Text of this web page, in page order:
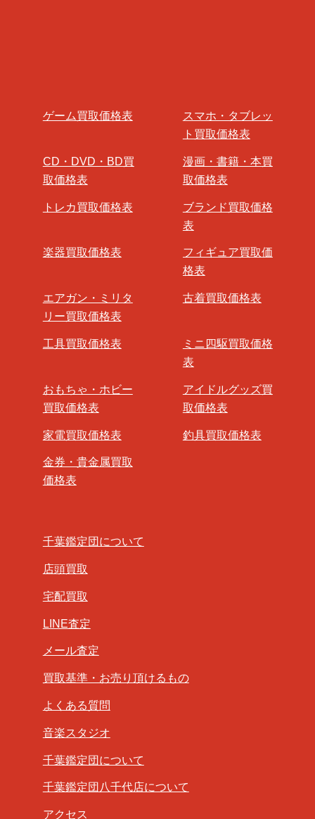
ゲーム買取価格表
スマホ・タブレッ
ト買取価格表
CD・DVD・BD買
取価格表
漫画・書籍・本買
取価格表
トレカ買取価格表
ブランド買取価格
表
楽器買取価格表
フィギュア買取価
格表
エアガン・ミリタ
リー買取価格表
古着買取価格表
工具買取価格表
ミニ四駆買取価格
表
おもちゃ・ホビー
買取価格表
アイドルグッズ買
取価格表
家電買取価格表 釣具買取価格表
金券・貴金属買取
価格表
千葉鑑定団について
店頭買取
宅配買取
LINE査定
メール査定
買取基準・お売り頂けるもの
よくある質問
音楽スタジオ
千葉鑑定団について
千葉鑑定団八千代店について
アクセス